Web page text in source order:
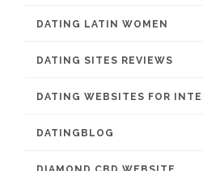
DATING LATIN WOMEN
DATING SITES REVIEWS
DATING WEBSITES FOR
DATINGBLOG